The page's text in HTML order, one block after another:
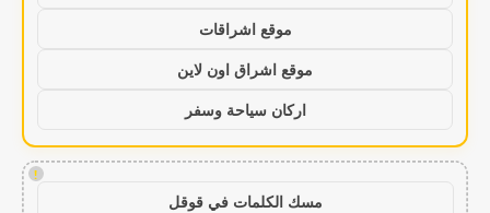
موقع اشراقات
موقع اشراق اون لاين
اركان سياحة وسفر
!
مسك الكلمات في قوقل